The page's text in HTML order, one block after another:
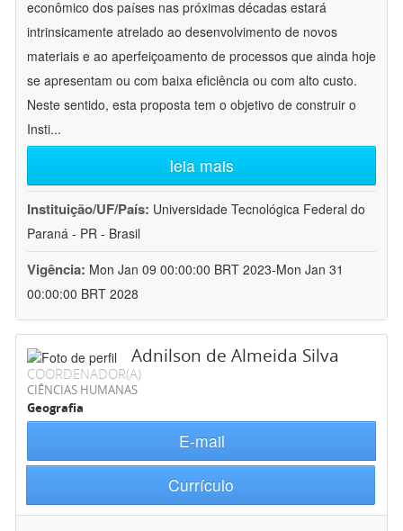
econômico dos países nas próximas décadas estará
intrinsicamente atrelado ao desenvolvimento de novos
materiais e ao aperfeiçoamento de processos que ainda hoje
se apresentam ou com baixa eficiência ou com alto custo.
Neste sentido, esta proposta tem o objetivo de construir o
Insti...
leia mais
Instituição/UF/País: Universidade Tecnológica Federal do
Paraná - PR - Brasil
Vigência: Mon Jan 09 00:00:00 BRT 2023-Mon Jan 31
00:00:00 BRT 2028
Adnilson de Almeida Silva
COORDENADOR(A)
CIÊNCIAS HUMANAS
Geografia
E-mail
Currículo